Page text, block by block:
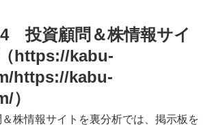
投資顧問＆株情報サイ
（https://kabu-
https://kabu-
）
＆株情報サイトを裏分析では、掲示板を